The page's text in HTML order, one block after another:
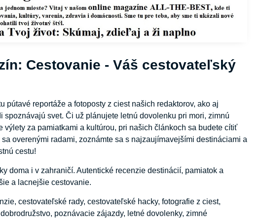
Cestovanie - Váš cestovateľský
pútavé reportáže a fotoposty z ciest našich redaktorov, ako aj
spoznávajú svet. Či už plánujete letnú dovolenku pri mori, zimnú
výlety za pamiatkami a kultúrou, pri našich článkoch sa budete cítiť
overenými radami, zoznámte sa s najzaujímavejšími destináciami a
cestu!
doma i v zahraničí. Autentické recenzie destinácií, pamiatok a
a lacnejšie cestovanie.
cestovateľské rady, cestovateľské hacky, fotografie z ciest,
poznávacie zájazdy, letné dovolenky, zimné